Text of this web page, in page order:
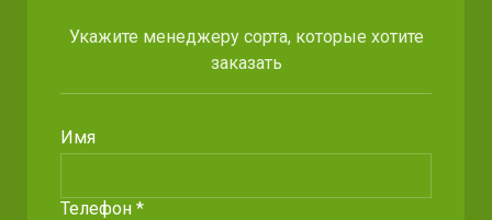
Укажите менеджеру сорта, которые хотите
заказать
Имя
Телефон *